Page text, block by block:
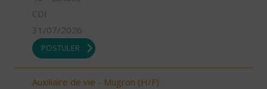
CDI
31/07/2026
POSTULER
Auxiliaire de vie - Mugron (H/F)